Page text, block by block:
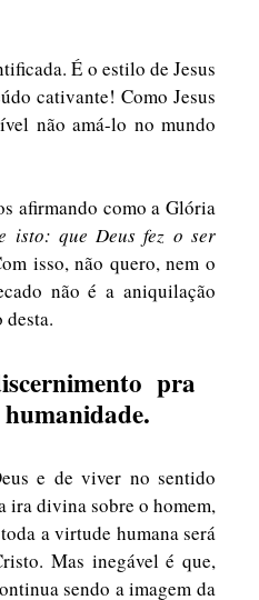
É o estilo de Jesus
cativante! Como Jesus
não amá-lo no mundo
afirmando como a Glória
isto: que Deus fez o ser
isso, não quero, nem o
não é a aniquilação
desta.
pra
humanidade.
e de viver no sentido
ira divina sobre o homem,
a virtude humana será
Mas inegável é que,
sendo a imagem da